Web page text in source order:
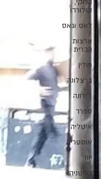
הרוקי,
קולורדו
לאס וגאס
ארצות
הברית
פולין
ברצלונה
ז'ירונה
ספרד
איטליה
אוסטריה
יוון
בריטניה